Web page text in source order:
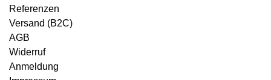
Referenzen
Versand (B2C)
AGB
Widerruf
Anmeldung